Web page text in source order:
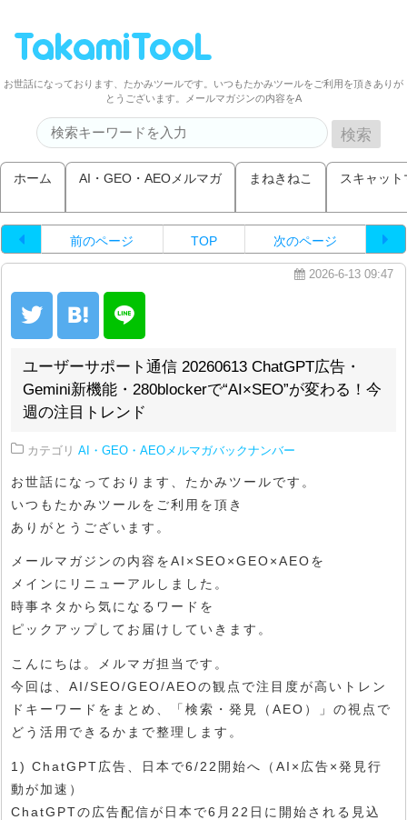
お世話になっております、たかみツールです。いつもたかみツールをご利用を頂きありが
とうございます。メールマガジンの内容をA
ホーム AI・GEO・AEOメルマガ まねきねこ スキャット
前のページ TOP 次のページ
2026-6-13 09:47
ユーザーサポート通信 20260613 ChatGPT広告・
Gemini新機能・280blockerで“AI×SEO”が変わる！今
週の注目トレンド
カテゴリ AI・GEO・AEOメルマガバックナンバー
お世話になっております、たかみツールです。
いつもたかみツールをご利用を頂き
ありがとうございます。
メールマガジンの内容をAI×SEO×GEO×AEOを
メインにリニューアルしました。
時事ネタから気になるワードを
ピックアップしてお届けしていきます。
こんにちは。メルマガ担当です。
今回は、AI/SEO/GEO/AEOの観点で注目度が高いトレン
ドキーワードをまとめ、「検索・発見（AEO）」の視点で
どう活用できるかまで整理します。
1) ChatGPT広告、日本で6/22開始へ（AI×広告×発見行
動が加速）
ChatGPTの広告配信が日本で6月22日に開始される見込